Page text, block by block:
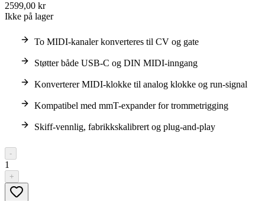
2599,00 kr
Ikke på lager
To MIDI-kanaler konverteres til CV og gate
Støtter både USB-C og DIN MIDI-inngang
Konverterer MIDI-klokke til analog klokke og run-signal
Kompatibel med mmT-expander for trommetrigging
Skiff-vennlig, fabrikkskalibrert og plug-and-play
-
1
+